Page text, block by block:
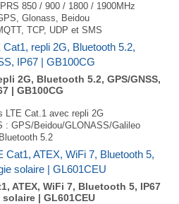
850 / 900 / 1800 / 1900MHz
Glonass, Beidou
TCP, UDP et SMS
suivi en temps réel (<2,5m)
Bluetooth 5 .1
par énergie solaire
certifié IP67
207,5 × 110,2 × 48,1 mm
2G, Bluetooth 5.2, GPS/GNSS,
| GB100CG
LTE Cat.1 avec repli 2G
: GPS/Beidou/GLONASS/Galileo
Bluetooth 5.2
comportement de conduite
et étanche (IP67)
: 96 × 56 × 12mm
: 70,5 g
ATEX, WiFi 7, Bluetooth 5, IP67
| GL601CEU